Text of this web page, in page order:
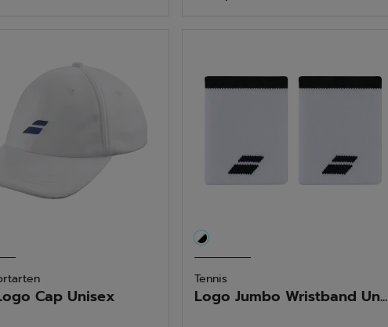
Cap Unisex
Tennis
Logo Jumbo Wristband Un...